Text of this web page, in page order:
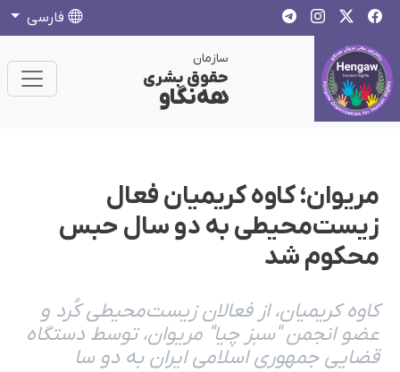
فارسی
سازمان
حقوق بشری
هەنگاو
مریوان؛ کاوه کریمیان فعال
زیست‌محیطی به دو سال حبس
محکوم شد
کاوه کریمیان، از فعالان زیست‌محیطی کُرد و
عضو انجمن "سبز چیا" مریوان، توسط دستگاه
قضایی جمهوری اسلامی ایران به دو سا